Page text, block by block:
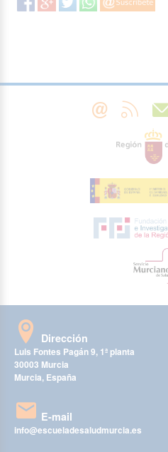
Dirección
Luis Fontes Pagán 9, 1ª planta
30003 Murcia
Murcia, España
E-mail
info@escueladesaludmurcia.es